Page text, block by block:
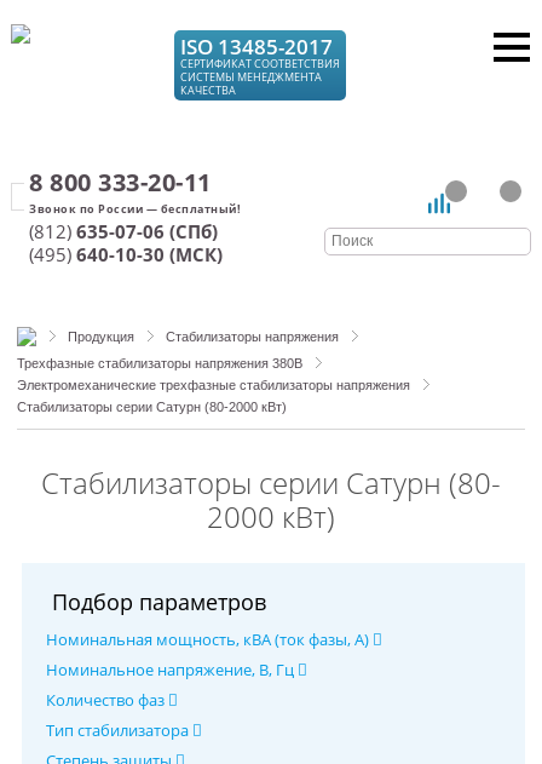
ISO 13485-2017
СЕРТИФИКАТ СООТВЕТСТВИЯ
СИСТЕМЫ МЕНЕДЖМЕНТА
КАЧЕСТВА
8 800 333-20-11
(812) 635-07-06 (СПб)
(495) 640-10-30 (МСК)
Продукция
Стабилизаторы напряжения
Трехфазные стабилизаторы напряжения 380В
Электромеханические трехфазные стабилизаторы напряжения
Стабилизаторы серии Сатурн (80-2000 кВт)
Стабилизаторы серии Сатурн (80-
2000 кВт)
Подбор параметров
Номинальная мощность, кВА (ток фазы, А)
Номинальное напряжение, В, Гц
Количество фаз
Тип стабилизатора